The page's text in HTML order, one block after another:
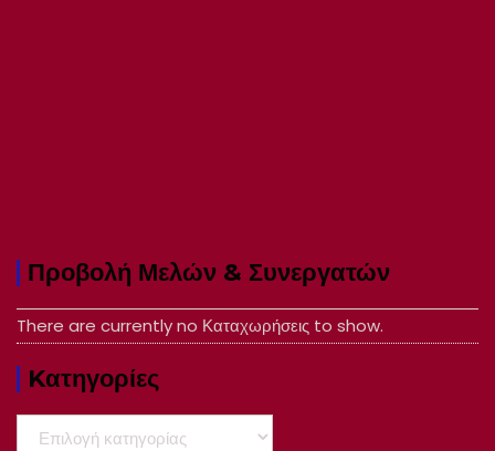
Προβολή Μελών & Συνεργατών
There are currently no Καταχωρήσεις to show.
Kατηγορίες
Kατηγορίες